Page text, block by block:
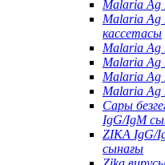
Malaria Ag
Malaria
кассетасы
Malaria Ag
Malaria Ag
Malaria Ag
Malaria Ag
Сары
IgG/IgM
ZIKA IgG/
сынағы